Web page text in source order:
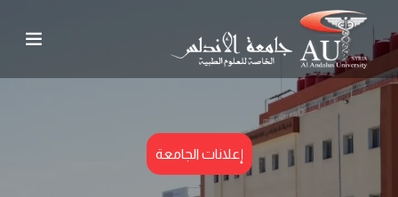
إعلانات الجامعة